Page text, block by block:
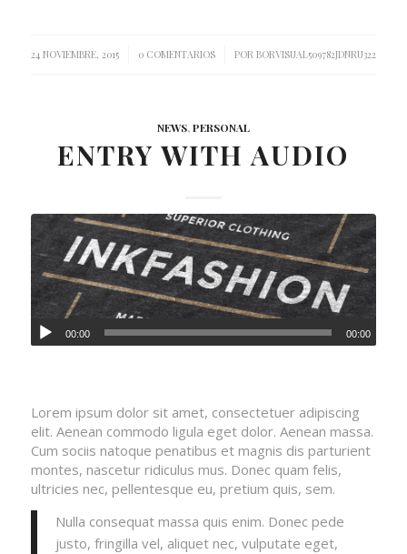
24 NOVIEMBRE, 2015
/ 0 COMENTARIOS
/ POR BORVISUAL509782JDNRU322
NEWS,PERSONAL
ENTRY WITH AUDIO
00:00 00:00
Lorem ipsum dolor sit amet, consectetuer adipiscing
elit. Aenean commodo ligula eget dolor. Aenean massa.
Cum sociis natoque penatibus et magnis dis parturient
montes, nascetur ridiculus mus. Donec quam felis,
ultricies nec, pellentesque eu, pretium quis, sem.
Nulla consequat massa quis enim. Donec pede
justo, fringilla vel, aliquet nec, vulputate eget,